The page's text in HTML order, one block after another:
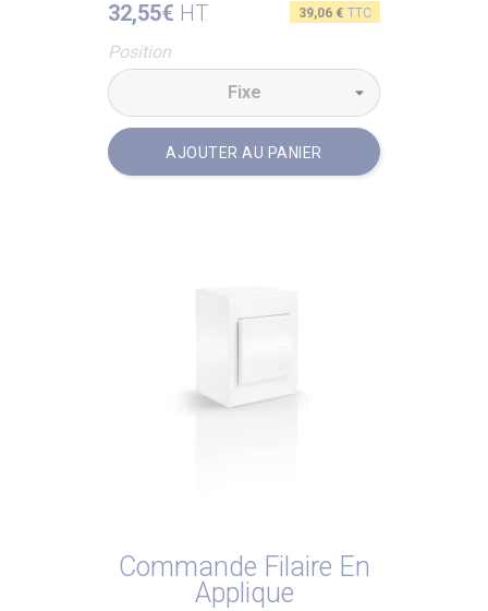
32,55€ HT Prix
39,06 € TTC
Position
AJOUTER AU PANIER
Commande Filaire En
Applique